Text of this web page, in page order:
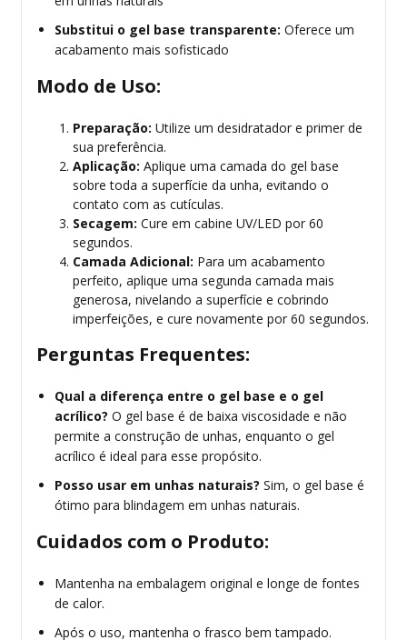
Substitui o gel base transparente: Oferece um
acabamento mais sofisticado
Modo de Uso:
Preparação: Utilize um desidratador e primer de
sua preferência.
Aplicação: Aplique uma camada do gel base
sobre toda a superfície da unha, evitando o
contato com as cutículas.
Secagem: Cure em cabine UV/LED por 60
segundos.
Camada Adicional: Para um acabamento
perfeito, aplique uma segunda camada mais
generosa, nivelando a superfície e cobrindo
imperfeições, e cure novamente por 60 segundos.
Perguntas Frequentes:
Qual a diferença entre o gel base e o gel
acrílico? O gel base é de baixa viscosidade e não
permite a construção de unhas, enquanto o gel
acrílico é ideal para esse propósito.
Posso usar em unhas naturais? Sim, o gel base é
ótimo para blindagem em unhas naturais.
Cuidados com o Produto:
Mantenha na embalagem original e longe de fontes
de calor.
Após o uso, mantenha o frasco bem tampado.